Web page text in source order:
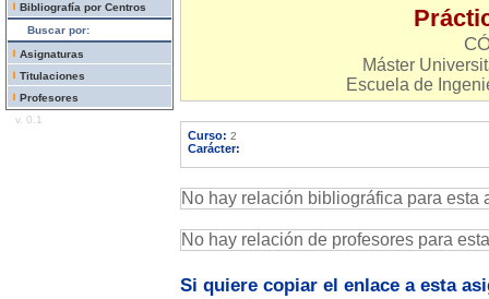
Bibliografía por Centros
Buscar por:
Asignaturas
Titulaciones
Profesores
v. 0.1
Máster
Escuela de
Curso: 2
Carácter:
No hay relación bibliográfica para esta
No hay relación de profesores para
Si quiere copiar el enlace a esta